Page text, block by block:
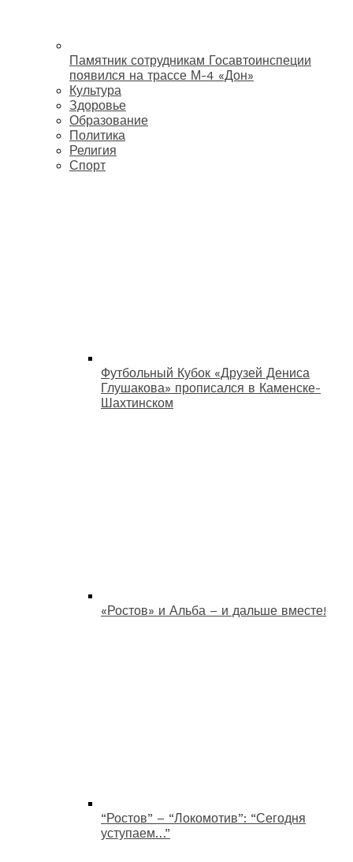
Памятник сотрудникам Госавтоинспеции
появился на трассе М-4 «Дон»
Культура
Здоровье
Образование
Политика
Религия
Спорт
Футбольный Кубок «Друзей Дениса
Глушакова» прописался в Каменске-
Шахтинском
«Ростов» и Альба – и дальше вместе!
“Ростов” – “Локомотив”: “Сегодня
уступаем…”